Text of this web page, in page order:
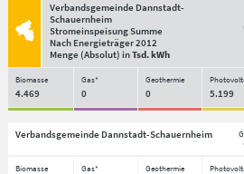
Verbandsgemeinde Dannstadt-
Schauernheim
Stromeinspeisung Summe
Nach Energieträger2012
Menge(Absolut) inTsd. kWh
Biomasse Gas* Geothermie
4.469 0 0 5.199
Verbandsgemeinde Dannstadt-Schauernheim
Biomasse Gas* Geothermie